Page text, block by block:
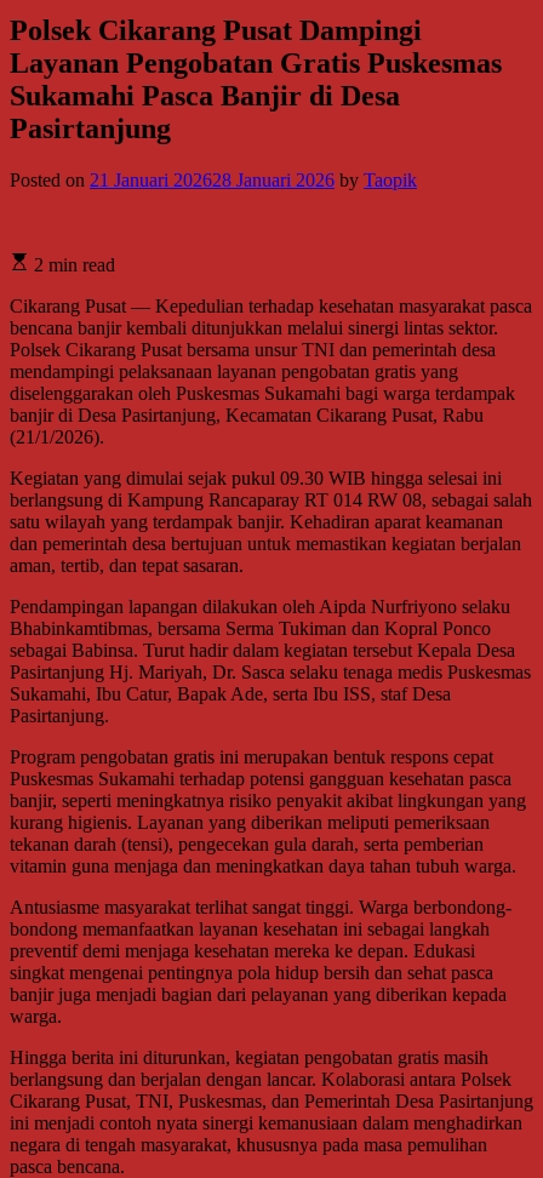
Polsek Cikarang Pusat Dampingi
Layanan Pengobatan Gratis Puskesmas
Sukamahi Pasca Banjir di Desa
Pasirtanjung
Posted on 21 Januari 202628 Januari 2026 by Taopik
2 min read
Cikarang Pusat — Kepedulian terhadap kesehatan masyarakat pasca
bencana banjir kembali ditunjukkan melalui sinergi lintas sektor.
Polsek Cikarang Pusat bersama unsur TNI dan pemerintah desa
mendampingi pelaksanaan layanan pengobatan gratis yang
diselenggarakan oleh Puskesmas Sukamahi bagi warga terdampak
banjir di Desa Pasirtanjung, Kecamatan Cikarang Pusat, Rabu
(21/1/2026).
Kegiatan yang dimulai sejak pukul 09.30 WIB hingga selesai ini
berlangsung di Kampung Rancaparay RT 014 RW 08, sebagai salah
satu wilayah yang terdampak banjir. Kehadiran aparat keamanan
dan pemerintah desa bertujuan untuk memastikan kegiatan berjalan
aman, tertib, dan tepat sasaran.
Pendampingan lapangan dilakukan oleh Aipda Nurfriyono selaku
Bhabinkamtibmas, bersama Serma Tukiman dan Kopral Ponco
sebagai Babinsa. Turut hadir dalam kegiatan tersebut Kepala Desa
Pasirtanjung Hj. Mariyah, Dr. Sasca selaku tenaga medis Puskesmas
Sukamahi, Ibu Catur, Bapak Ade, serta Ibu ISS, staf Desa
Pasirtanjung.
Program pengobatan gratis ini merupakan bentuk respons cepat
Puskesmas Sukamahi terhadap potensi gangguan kesehatan pasca
banjir, seperti meningkatnya risiko penyakit akibat lingkungan yang
kurang higienis. Layanan yang diberikan meliputi pemeriksaan
tekanan darah (tensi), pengecekan gula darah, serta pemberian
vitamin guna menjaga dan meningkatkan daya tahan tubuh warga.
Antusiasme masyarakat terlihat sangat tinggi. Warga berbondong-
bondong memanfaatkan layanan kesehatan ini sebagai langkah
preventif demi menjaga kesehatan mereka ke depan. Edukasi
singkat mengenai pentingnya pola hidup bersih dan sehat pasca
banjir juga menjadi bagian dari pelayanan yang diberikan kepada
warga.
Hingga berita ini diturunkan, kegiatan pengobatan gratis masih
berlangsung dan berjalan dengan lancar. Kolaborasi antara Polsek
Cikarang Pusat, TNI, Puskesmas, dan Pemerintah Desa Pasirtanjung
ini menjadi contoh nyata sinergi kemanusiaan dalam menghadirkan
negara di tengah masyarakat, khususnya pada masa pemulihan
pasca bencana.